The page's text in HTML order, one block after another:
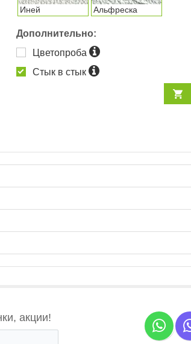
Иней Альфреска
Дополнительно:
Цветопроба
Стык в стык
акции!